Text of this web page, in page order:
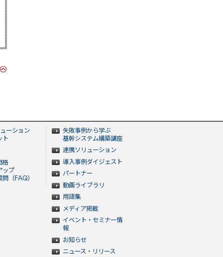
ーション
ト
格
ップ
（FAQ）
失敗事例から学ぶ
基幹システム構築講座
連携ソリューション
導入事例ダイジェスト
パートナー
動画ライブラリ
用語集
メディア掲載
イベント・セミナー情
報
お知らせ
ニュース・リリース